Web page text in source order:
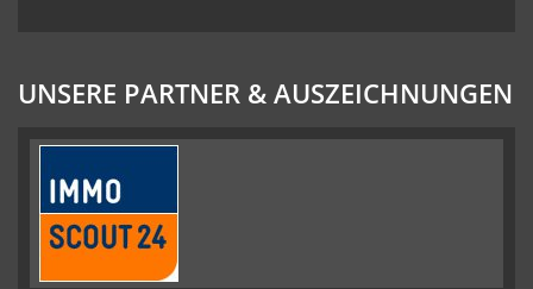
UNSERE PARTNER & AUSZEICHNUNGEN